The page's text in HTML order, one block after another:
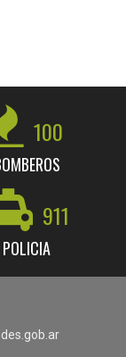
100
911
POLICIA